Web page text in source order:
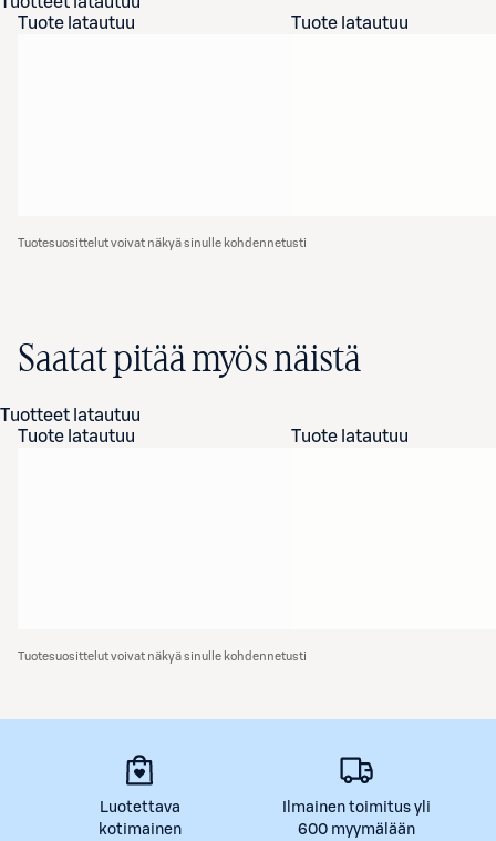
Tuote latautuu
Tuote latautuu
Tuotesuosittelut voivat näkyä sinulle kohdennetusti
Saatat pitää myös näistä
Tuotteet latautuu
Tuote latautuu
Tuote latautuu
Tuotesuosittelut voivat näkyä sinulle kohdennetusti
Luotettava
kotimainen
Ilmainen toimitus yli
600 myymälään